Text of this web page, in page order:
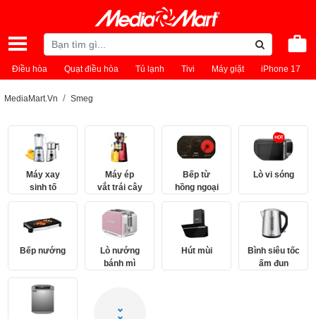
Điều hòa Quạt điều hòa Tủ lạnh Tivi Máy giặt iPhone 17
MediaMart.Vn Smeg
Máy xay
sinh tố
Máy ép
vắt trái cây
Bếp từ
hồng ngoại
Lò vi sóng
Bếp nướng
Lò nướng
bánh mì
Hút mùi
Bình siêu tốc
ấm đun